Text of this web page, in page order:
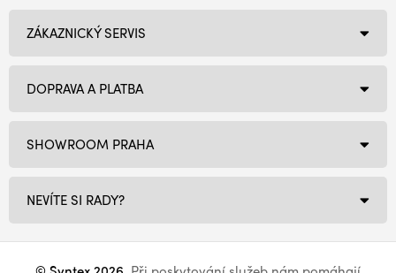
SHOWROOM PRAHA
NEVÍTE SI RADY?
ZÁKAZNICKÝ SERVIS
DOPRAVA A PLATBA